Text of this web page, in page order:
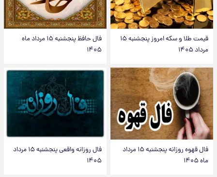
قیمت طلا و سکه امروز پنجشنبه ۱۵
مرداد ۱۴۰۵
فال حافظ پنجشنبه ۱۵ مرداد ماه
۱۴۰۵
فال قهوه روزانه پنجشنبه ۱۵ مرداد
ماه ۱۴۰۵
فال روزانه واقعی پنجشنبه ۱۵ مرداد
۱۴۰۵